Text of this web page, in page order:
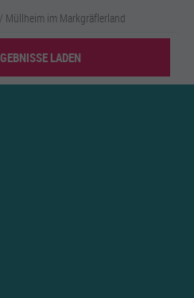
/ Müllheim im Markgräflerland
LADEN